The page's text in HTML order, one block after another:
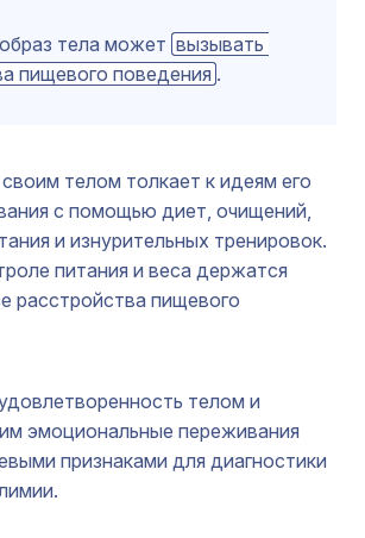
тела может вызывать
пищевого поведения .
телом толкает к идеям его
с помощью диет, очищений,
и изнурительных тренировок.
питания и веса держатся
расстройства пищевого
телом и
эмоциональные переживания
признаками для диагностики